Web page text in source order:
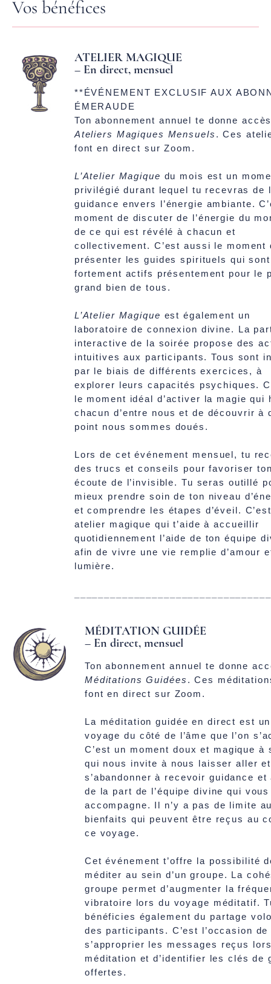
Vos bénéfices
ATELIER MAGIQUE
– En direct, mensuel
**ÉVÉNEMENT EXCLUSIF AUX
ÉMERAUDE
Ton abonnement annuel te donne
Ateliers Magiques Mensuels . Ces
font en direct sur Zoom.
L’Atelier Magique du mois est un
privilégié durant lequel tu recevras de
guidance envers l’énergie ambiante.
moment de discuter de l’énergie du
de ce qui est révélé à chacun et
collectivement. C’est aussi le moment
présenter les guides spirituels qui sont
fortement actifs présentement pour le
grand bien de tous.
L’Atelier Magique est également un
laboratoire de connexion divine. La
interactive de la soirée propose des
intuitives aux participants. Tous sont
par le biais de différents exercices, à
explorer leurs capacités psychiques.
le moment idéal d’activer la magie qui
chacun d’entre nous et de découvrir à
point nous sommes doués.
Lors de cet événement mensuel, tu
des trucs et conseils pour favoriser
écoute de l’invisible. Tu seras outillé
mieux prendre soin de ton niveau
et comprendre les étapes d’éveil.
atelier magique qui t’aide à accueillir
quotidiennement l’aide de ton équipe
afin de vivre une vie remplie d’amour
lumière.
MÉDITATION GUIDÉE
– En direct, mensuel
Ton abonnement annuel te donne
Méditations Guidées . Ces
font en direct sur Zoom.
La méditation guidée en direct est
voyage du côté de l’âme que l’on
C’est un moment doux et magique à
qui nous invite à nous laisser aller
s’abandonner à recevoir guidance et
de la part de l’équipe divine qui vous
accompagne. Il n’y a pas de limite
bienfaits qui peuvent être reçus au
ce voyage.
Cet événement t’offre la possibilité
méditer au sein d’un groupe. La
groupe permet d’augmenter la
vibratoire lors du voyage méditatif.
bénéficies également du partage
des participants. C’est l’occasion
s’approprier les messages reçus
méditation et d’identifier les clés de
offertes.